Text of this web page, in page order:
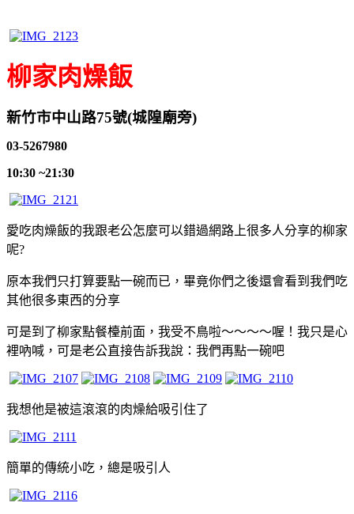
柳家肉燥飯
新竹市中山路75號(城隍廟旁)
03-5267980
10:30 ~21:30
愛吃肉燥飯的我跟老公怎麼可以錯過網路上很多人分享的柳家
呢?
原本我們只打算要點一碗而已，畢竟你們之後還會看到我們吃
其他很多東西的分享
可是到了柳家點餐檯前面，我受不鳥啦～～～～喔！我只是心
裡吶喊，可是老公直接告訴我說：我們再點一碗吧
我想他是被這滾滾的肉燥給吸引住了
簡單的傳統小吃，總是吸引人